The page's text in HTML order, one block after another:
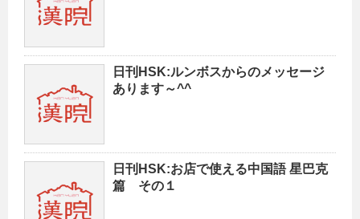
日刊HSK:ルンボスからのメッセージ
あります～^^
日刊HSK:お店で使える中国語 星巴克
篇 その１